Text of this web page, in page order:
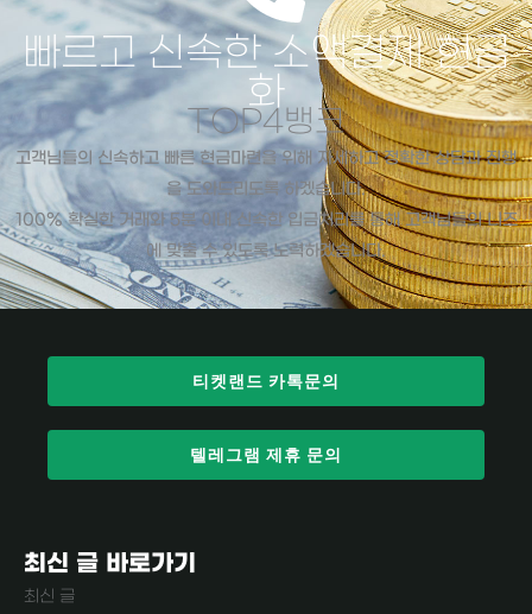
빠르고 신속한 소액결제 현금
화
TOP4뱅크
고객님들의 신속하고 빠른 현금마련을 위해 자세하고 정확한 상담과 진행
을 도와드리도록 하겠습니다.
100% 확실한 거래와 5분 이내 신속한 입금처리를 통해 고객님들의 니즈
에 맞출 수 있도록 노력하겠습니다.
티켓랜드 카톡문의
텔레그램 제휴 문의
최신 글 바로가기
최신 글